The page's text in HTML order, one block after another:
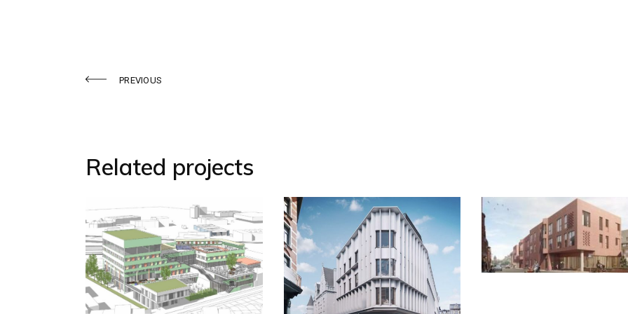
PREVIOUS
Related projects